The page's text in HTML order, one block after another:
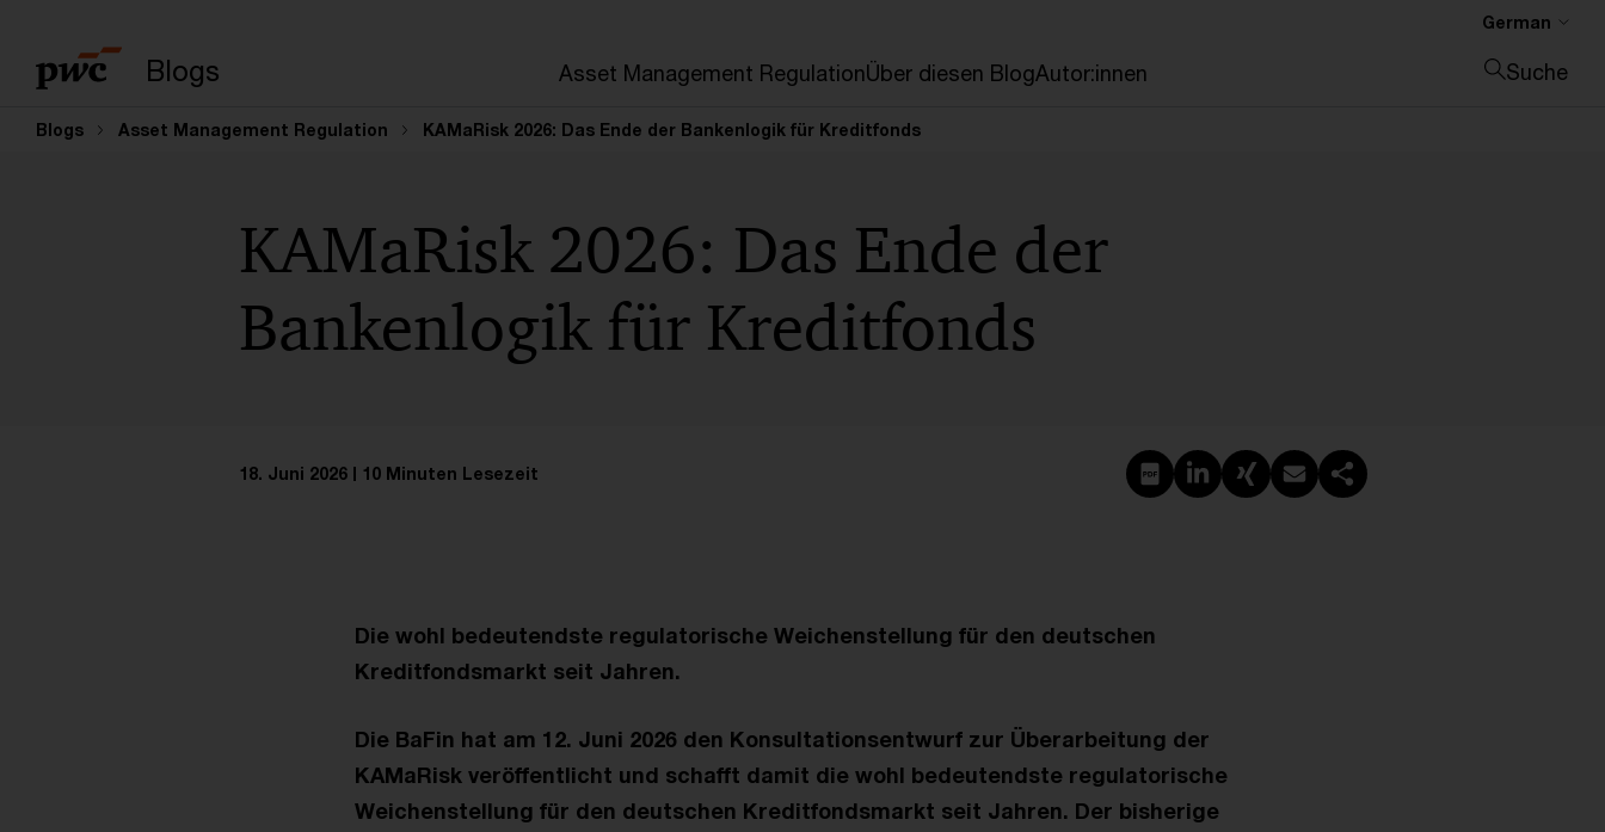
Blogs Asset Management RegulationÜber diesen BlogAutor:innen
German
Suche
Suche schließen
Blogs Asset Management Regulation KAMaRisk 2026: Das Ende der Bankenlogik für Kreditfonds
KAMaRisk 2026: Das Ende der
Bankenlogik für Kreditfonds
18. Juni 2026 10 Minuten Lesezeit PDF erstellen
Auf LinkedIn teilen
Auf Xing teilen
Per E-Mail teilen
Link kopieren
Die wohl bedeutendste regulatorische Weichenstellung für den deutschen
Kreditfondsmarkt seit Jahren.
Die BaFin hat am 12. Juni 2026 den Konsultationsentwurf zur Überarbeitung der
KAMaRisk veröffentlicht und schafft damit die wohl bedeutendste regulatorische
Weichenstellung für den deutschen Kreditfondsmarkt seit Jahren. Der bisherige